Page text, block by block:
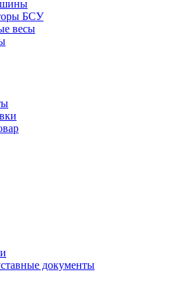
БСУ
весы
документы